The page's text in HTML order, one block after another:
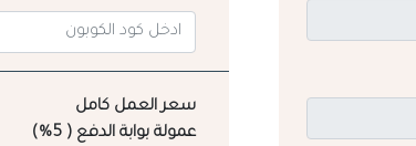
سعر العمل كامل
عمولة بوابة الدفع ( 5%)